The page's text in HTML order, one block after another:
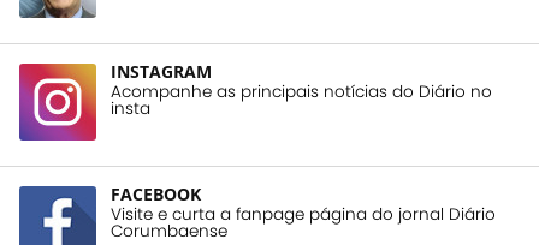
INSTAGRAM
Acompanhe as principais notícias do Diário no
insta
FACEBOOK
Visite e curta a fanpage página do jornal Diário
Corumbaense